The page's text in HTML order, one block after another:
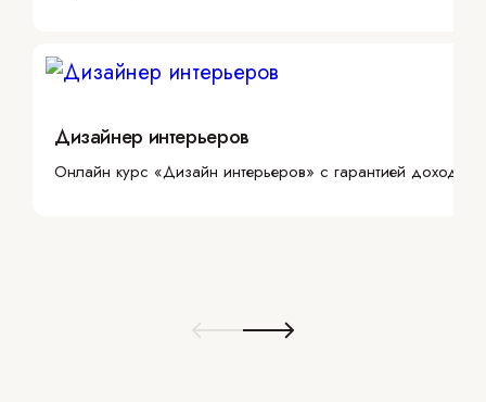
Дизайнер интерьеров
Онлайн курс «Дизайн интерьеров» с гарантией дохода